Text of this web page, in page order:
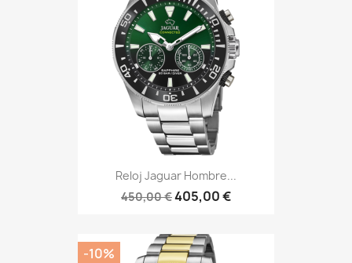
Reloj Jaguar Hombre...
450,00 €405,00 €
-10%